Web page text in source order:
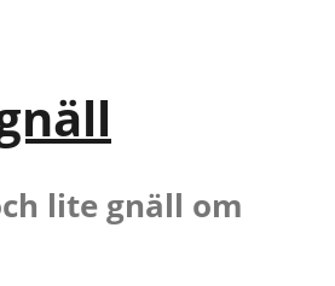
lite gnäll om